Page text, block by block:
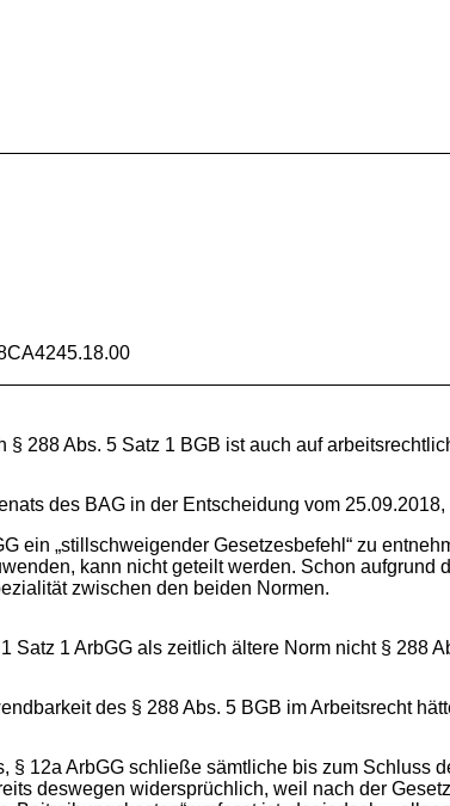
§ 288 Abs. 5 Satz 1 BGB ist auch auf
des BAG in der Entscheidung vom 25.09.2018,
ein „stillschweigender Gesetzesbefehl“ zu
kann nicht geteilt werden. Schon
zwischen den beiden Normen.
Satz 1 ArbGG als zeitlich ältere Norm nicht § 288
des § 288 Abs. 5 BGB im Arbeitsrecht
§ 12a ArbGG schließe sämtliche bis zum Schluss
deswegen widersprüchlich, weil nach der